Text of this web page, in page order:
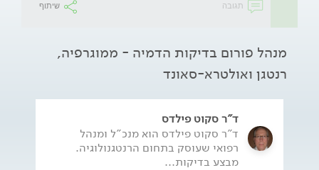
תגובה שיתוף
מנהל פורום בדיקות הדמיה - ממוגרפיה,
רנטגן ואולטרא-סאונד
ד"ר סקוט פילדס
ד"ר סקוט פילדס הוא מנכ"ל ומנהל
רפואי שעוסק בתחום הרנטגנולוגיה.
מבצע בדיקות...